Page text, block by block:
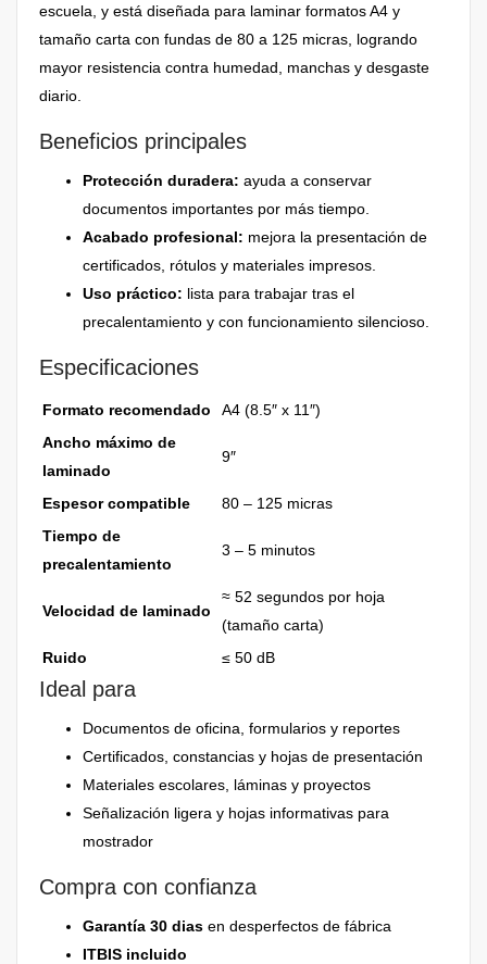
escuela, y está diseñada para laminar formatos A4 y
tamaño carta con fundas de 80 a 125 micras, logrando
mayor resistencia contra humedad, manchas y desgaste
diario.
Beneficios principales
Protección duradera: ayuda a conservar
documentos importantes por más tiempo.
Acabado profesional: mejora la presentación de
certificados, rótulos y materiales impresos.
Uso práctico: lista para trabajar tras el
precalentamiento y con funcionamiento silencioso.
Especificaciones
Formato recomendado
A4 (8.5″ x 11″)
Ancho máximo de
laminado
9″
Espesor compatible
80 – 125 micras
Tiempo de
precalentamiento
3 – 5 minutos
Velocidad de laminado
≈ 52 segundos por hoja
(tamaño carta)
Ruido
≤ 50 dB
Ideal para
Documentos de oficina, formularios y reportes
Certificados, constancias y hojas de presentación
Materiales escolares, láminas y proyectos
Señalización ligera y hojas informativas para
mostrador
Compra con confianza
Garantía 30 dias en desperfectos de fábrica
ITBIS incluido